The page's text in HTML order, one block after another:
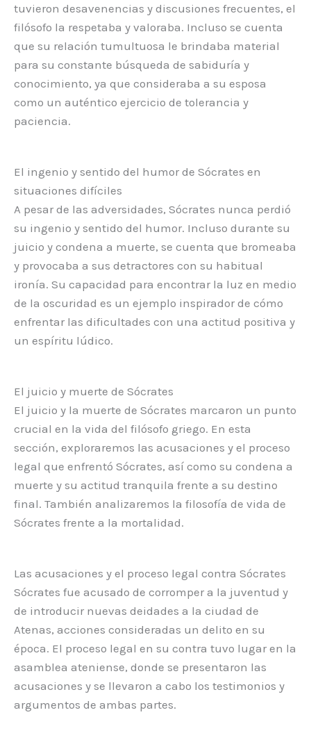
tuvieron desavenencias y discusiones frecuentes, el
filósofo la respetaba y valoraba. Incluso se cuenta
que su relación tumultuosa le brindaba material
para su constante búsqueda de sabiduría y
conocimiento, ya que consideraba a su esposa
como un auténtico ejercicio de tolerancia y
paciencia.
El ingenio y sentido del humor de Sócrates en
situaciones difíciles
A pesar de las adversidades, Sócrates nunca perdió
su ingenio y sentido del humor. Incluso durante su
juicio y condena a muerte, se cuenta que bromeaba
y provocaba a sus detractores con su habitual
ironía. Su capacidad para encontrar la luz en medio
de la oscuridad es un ejemplo inspirador de cómo
enfrentar las dificultades con una actitud positiva y
un espíritu lúdico.
El juicio y muerte de Sócrates
El juicio y la muerte de Sócrates marcaron un punto
crucial en la vida del filósofo griego. En esta
sección, exploraremos las acusaciones y el proceso
legal que enfrentó Sócrates, así como su condena a
muerte y su actitud tranquila frente a su destino
final. También analizaremos la filosofía de vida de
Sócrates frente a la mortalidad.
Las acusaciones y el proceso legal contra Sócrates
Sócrates fue acusado de corromper a la juventud y
de introducir nuevas deidades a la ciudad de
Atenas, acciones consideradas un delito en su
época. El proceso legal en su contra tuvo lugar en la
asamblea ateniense, donde se presentaron las
acusaciones y se llevaron a cabo los testimonios y
argumentos de ambas partes.